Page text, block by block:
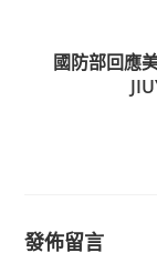
國防部回應
發佈留言